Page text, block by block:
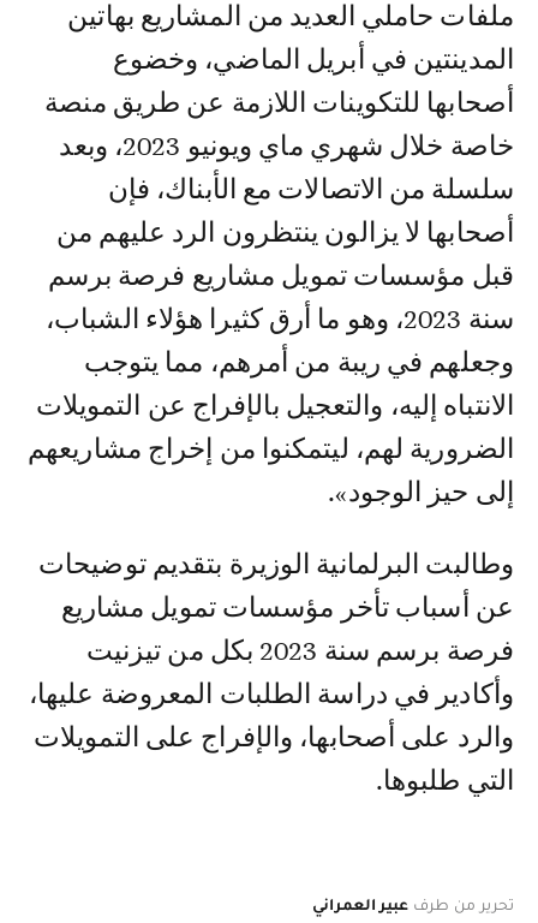
ملفات حاملي العديد من المشاريع بهاتين
المدينتين في أبريل الماضي، وخضوع
أصحابها للتكوينات اللازمة عن طريق منصة
خاصة خلال شهري ماي ويونيو 2023، وبعد
سلسلة من الاتصالات مع الأبناك، فإن
أصحابها لا يزالون ينتظرون الرد عليهم من
قبل مؤسسات تمويل مشاريع فرصة برسم
سنة 2023، وهو ما أرق كثيرا هؤلاء الشباب،
وجعلهم في ريبة من أمرهم، مما يتوجب
الانتباه إليه، والتعجيل بالإفراج عن التمويلات
الضرورية لهم، ليتمكنوا من إخراج مشاريعهم
إلى حيز الوجود».
وطالبت البرلمانية الوزيرة بتقديم توضيحات
عن أسباب تأخر مؤسسات تمويل مشاريع
فرصة برسم سنة 2023 بكل من تيزنيت
وأكادير في دراسة الطلبات المعروضة عليها،
والرد على أصحابها، والإفراج على التمويلات
التي طلبوها.
تحرير من طرف عبير العمراني